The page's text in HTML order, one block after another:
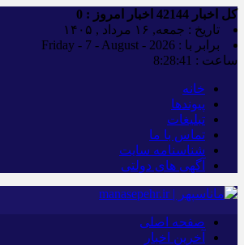
کل اخبار اخبار امروز : 0
تاریخ : جمعه, ۱۶ مرداد , ۱۴۰۵
برابر با : Friday - 7 - August - 2026
ساعت : 8:28:42
خانه
پیوندها
تبلیغات
تماس با ما
شناسنامه سایت
آگهی های دولتی
صفحه اصلی
آخرین اخبار